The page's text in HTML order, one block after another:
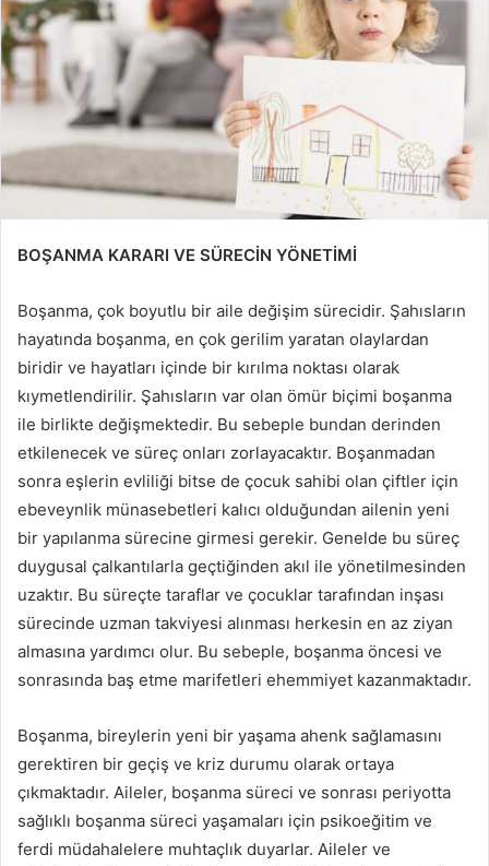
BOŞANMA KARARI VE SÜRECİN YÖNETİMİ
Boşanma, çok boyutlu bir aile değişim sürecidir. Şahısların
hayatında boşanma, en çok gerilim yaratan olaylardan
biridir ve hayatları içinde bir kırılma noktası olarak
kıymetlendirilir. Şahısların var olan ömür biçimi boşanma
ile birlikte değişmektedir. Bu sebeple bundan derinden
etkilenecek ve süreç onları zorlayacaktır. Boşanmadan
sonra eşlerin evliliği bitse de çocuk sahibi olan çiftler için
ebeveynlik münasebetleri kalıcı olduğundan ailenin yeni
bir yapılanma sürecine girmesi gerekir. Genelde bu süreç
duygusal çalkantılarla geçtiğinden akıl ile yönetilmesinden
uzaktır. Bu süreçte taraflar ve çocuklar tarafından inşası
sürecinde uzman takviyesi alınması herkesin en az ziyan
almasına yardımcı olur. Bu sebeple, boşanma öncesi ve
sonrasında baş etme marifetleri ehemmiyet kazanmaktadır.
Boşanma, bireylerin yeni bir yaşama ahenk sağlamasını
gerektiren bir geçiş ve kriz durumu olarak ortaya
çıkmaktadır. Aileler, boşanma süreci ve sonrası periyotta
sağlıklı boşanma süreci yaşamaları için psikoeğitim ve
ferdi müdahalelere muhtaçlık duyarlar. Aileler ve